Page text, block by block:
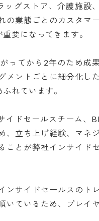
ッグストア、介護施設
の業態ごとのカスタマ
要になってきます。
ってから2年のため成
メントごとに細分化し
れています。
イドセールスチーム、
、立ち上げ経験、マネ
ことが弊社インサイド
ンサイドセールスのト
いているため、プレイ